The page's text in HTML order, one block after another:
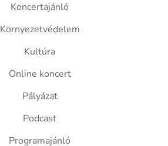
Koncertajánló
Környezetvédelem
Kultúra
Online koncert
Pályázat
Podcast
Programajánló